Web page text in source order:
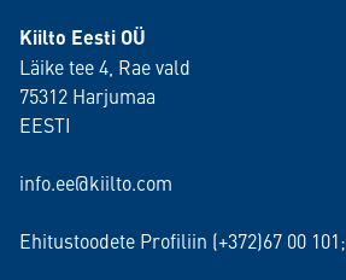
Kiilto Eesti OÜ
Läike tee 4, Rae vald
75312 Harjumaa
EESTI
info.ee@kiilto.com
Ehitustoodete Profiliin (+372)67 00 101;